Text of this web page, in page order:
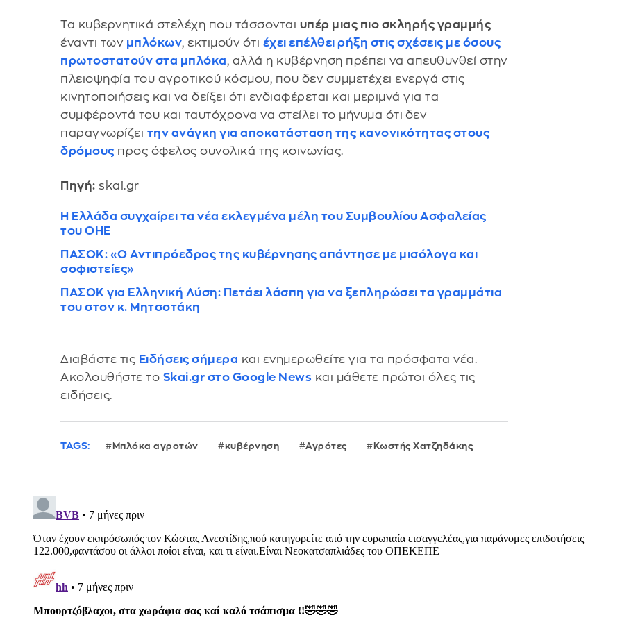
Τα κυβερνητικά στελέχη που τάσσονται υπέρ μιας πιο σκληρής γραμμής
έναντι των μπλόκων, εκτιμούν ότι έχει επέλθει ρήξη στις σχέσεις με όσους
πρωτοστατούν στα μπλόκα, αλλά η κυβέρνηση πρέπει να απευθυνθεί στην
πλειοψηφία του αγροτικού κόσμου, που δεν συμμετέχει ενεργά στις
κινητοποιήσεις και να δείξει ότι ενδιαφέρεται και μεριμνά για τα
συμφέροντά του και ταυτόχρονα να στείλει το μήνυμα ότι δεν
παραγνωρίζει την ανάγκη για αποκατάσταση της κανονικότητας στους
δρόμους προς όφελος συνολικά της κοινωνίας.
Πηγή: skai.gr
Η Ελλάδα συγχαίρει τα νέα εκλεγμένα μέλη του Συμβουλίου Ασφαλείας
του ΟΗΕ
ΠΑΣΟΚ: «Ο Αντιπρόεδρος της κυβέρνησης απάντησε με μισόλογα και
σοφιστείες»
ΠΑΣΟΚ για Ελληνική Λύση: Πετάει λάσπη για να ξεπληρώσει τα γραμμάτια
του στον κ. Μητσοτάκη
Διαβάστε τις Ειδήσεις σήμερα και ενημερωθείτε για τα πρόσφατα νέα.
Ακολουθήστε το Skai.gr στο Google News και μάθετε πρώτοι όλες τις
ειδήσεις.
TAGS: Μπλόκα αγροτών κυβέρνηση Αγρότες Κωστής Χατζηδάκης